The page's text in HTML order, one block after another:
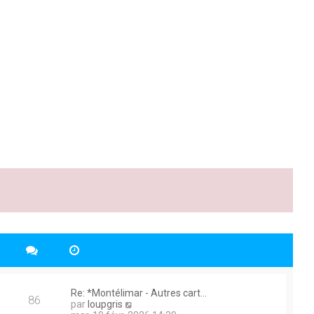
86M
D
e
Re: *Montélimar - Autres cart…
par loupgris